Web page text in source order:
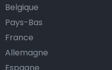
Belgique
Pays-Bas
France
Allemagne